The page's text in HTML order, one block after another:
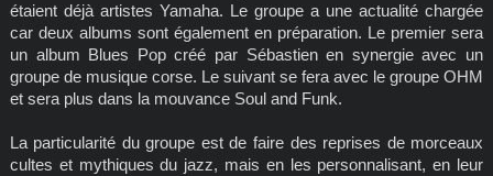
étaient déjà artistes Yamaha. Le groupe a une actualité chargée
car deux albums sont également en préparation. Le premier sera
un album Blues Pop créé par Sébastien en synergie avec un
groupe de musique corse. Le suivant se fera avec le groupe OHM
et sera plus dans la mouvance Soul and Funk.
La particularité du groupe est de faire des reprises de morceaux
cultes et mythiques du jazz, mais en les personnalisant, en leur